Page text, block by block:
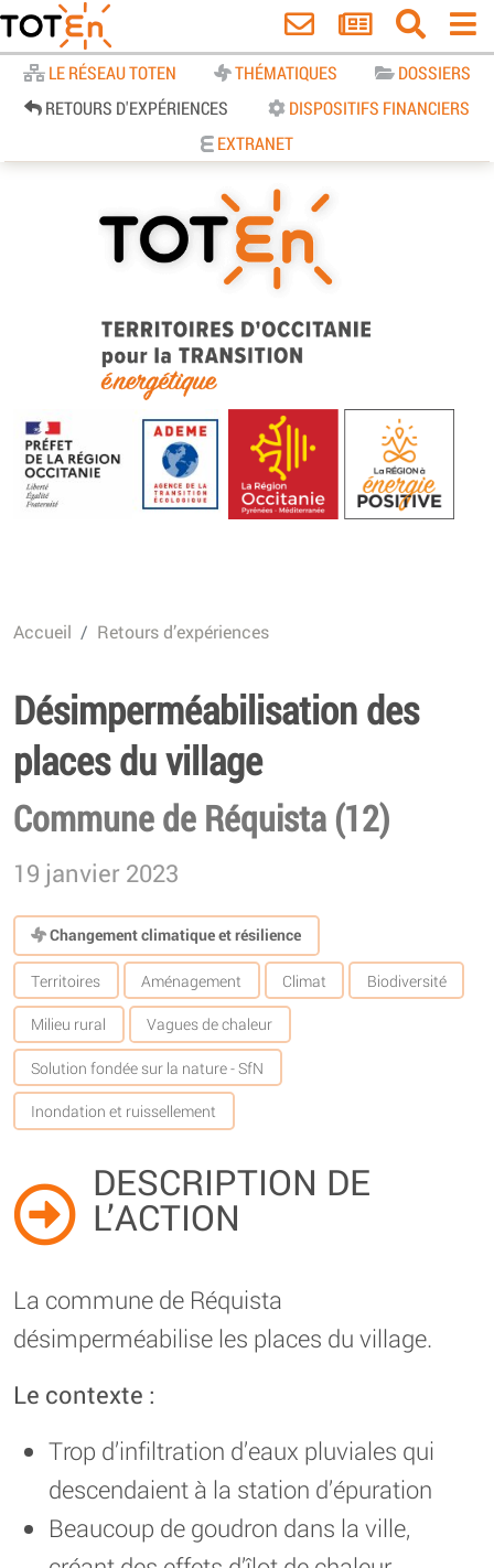
LE RÉSEAU TOTEN THÉMATIQUES
DOSSIERS
RETOURS D'EXPÉRIENCES
DISPOSITIFS FINANCIERS
EXTRANET
TOTEn Occitanie | Territoires
d’Occitanie pour la Transition
Energétique
Accueil Retours d’expériences
Désimperméabilisation des
places du village
Commune de Réquista (12)
19 janvier 2023
Changement climatique et résilience
Territoires Aménagement Climat Biodiversité
Milieu rural Vagues de chaleur
Solution fondée sur la nature - SfN
Inondation et ruissellement
DESCRIPTION DE
L’ACTION
La commune de Réquista
désimperméabilise les places du village.
Le contexte :
Trop d’infiltration d’eaux pluviales qui
descendaient à la station d’épuration
Beaucoup de goudron dans la ville,